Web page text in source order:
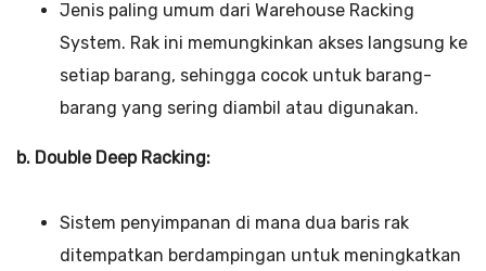
Jenis paling umum dari Warehouse Racking
System. Rak ini memungkinkan akses langsung ke
setiap barang, sehingga cocok untuk barang-
barang yang sering diambil atau digunakan.
b. Double Deep Racking:
Sistem penyimpanan di mana dua baris rak
ditempatkan berdampingan untuk meningkatkan